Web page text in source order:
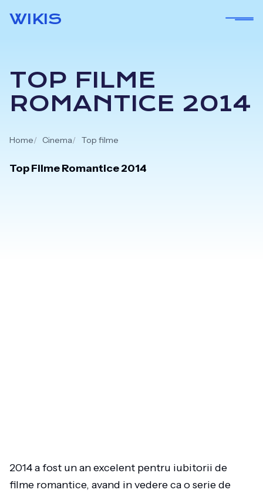
WIKIS
TOP FILME
ROMANTICE 2014
Home Cinema Top filme
Top Filme Romantice 2014
2014 a fost un an excelent pentru iubitorii de
filme romantice, avand in vedere ca o serie de